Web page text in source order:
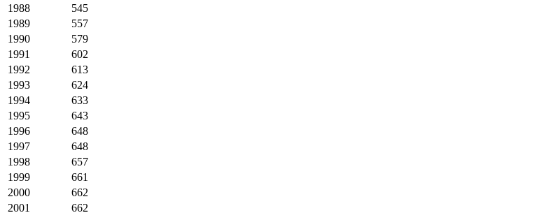
1988
545
1989
557
1990
579
1991
602
1992
613
1993
624
1994
633
1995
643
1996
648
1997
648
1998
657
1999
661
2000
662
2001
662